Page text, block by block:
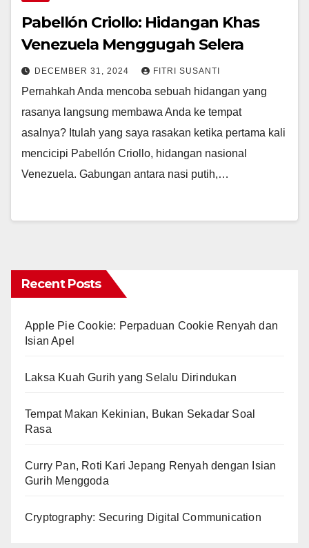
Pabellón Criollo: Hidangan Khas
Venezuela Menggugah Selera
DECEMBER 31, 2024 FITRI SUSANTI
Pernahkah Anda mencoba sebuah hidangan yang
rasanya langsung membawa Anda ke tempat
asalnya? Itulah yang saya rasakan ketika pertama kali
mencicipi Pabellón Criollo, hidangan nasional
Venezuela. Gabungan antara nasi putih,…
Recent Posts
Apple Pie Cookie: Perpaduan Cookie Renyah dan
Isian Apel
Laksa Kuah Gurih yang Selalu Dirindukan
Tempat Makan Kekinian, Bukan Sekadar Soal
Rasa
Curry Pan, Roti Kari Jepang Renyah dengan Isian
Gurih Menggoda
Cryptography: Securing Digital Communication